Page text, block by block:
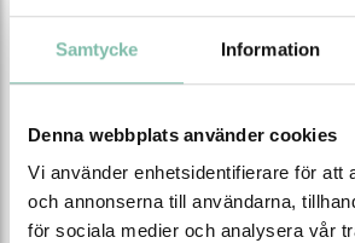
Samtycke Information
Denna webbplats använder cookies
Vi använder enhetsidentifierare för att
och annonserna till användarna,
för sociala medier och analysera vår
Färg
Längd (mm)
Bredd (mm)
Vattenbredd (mm)